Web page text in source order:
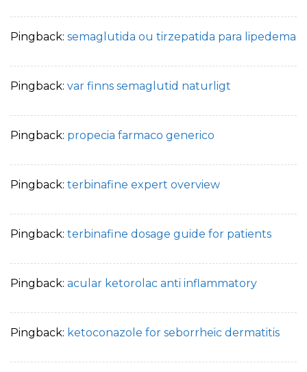
Pingback: semaglutida ou tirzepatida para lipedema
Pingback: var finns semaglutid naturligt
Pingback: propecia farmaco generico
Pingback: terbinafine expert overview
Pingback: terbinafine dosage guide for patients
Pingback: acular ketorolac anti inflammatory
Pingback: ketoconazole for seborrheic dermatitis